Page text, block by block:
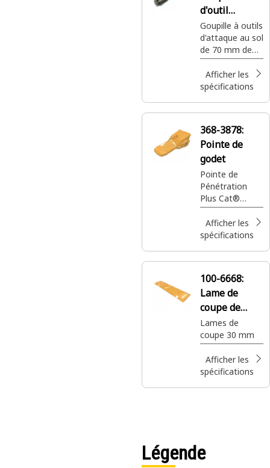
d'outil
d'attaque du
sol de
11,3 mm de
diamètre
Goupille à outils
d'attaque au sol
de 70 mm de
long Cat® pour
godet de
souches
Afficher les
spécifications
368-3878:
Pointe de
godet
Pointe de
Pénétration
Plus Cat®
Advansys™
A200
Afficher les
spécifications
100-6668:
Lame de
coupe de
godet
Lames de
coupe 30 mm
Afficher les
spécifications
Légende